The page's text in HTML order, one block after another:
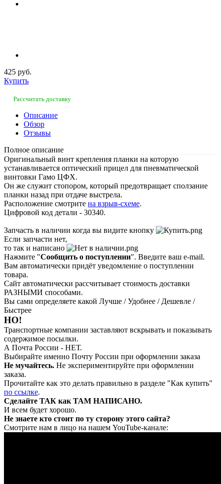
425 руб.
Купить
Рассчитать доставку
Описание
Обзор
Отзывы
Полное описание
Оригинальный винт крепления планки на которую
устанавливается оптический прицел для пневматической
винтовки Гамо ЦФХ.
Он же служит стопором, который предотвращает сползание
планки назад при отдаче выстрела.
Расположение смотрите на взрыв-схеме.
Цифровой код детали - 30340.
Запчасть в наличии когда вы видите кнопку
Если запчасти нет,
то так и написано
Нажмите "Сообщить о поступлении". Введите ваш e-mail.
Вам автоматически придёт уведомление о поступлении
товара.
Сайт автоматически рассчитывает стоимость доставки
РАЗНЫМИ способами.
Вы сами определяете какой Лучше / Удобнее / Дешевле /
Быстрее
НО!
Транспортные компании заставляют вскрывать и показывать
содержимое посылки.
А Почта России - НЕТ.
Выбирайте именно Почту России при оформлении заказа
Не мучайтесь. Не экспериментируйте при оформлении
заказа.
Прочитайте как это делать правильно в разделе "Как купить"
по ссылке.
Сделайте ТАК как ТАМ НАПИСАНО.
И всем будет хорошо.
Не знаете кто стоит по ту сторону этого сайта?
Смотрите нам в лицо на нашем YouTube-канале: